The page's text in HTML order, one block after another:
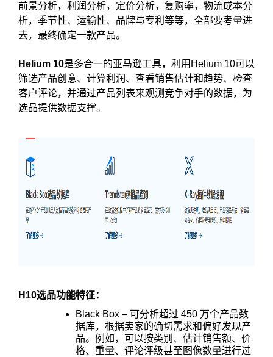
前景分析，利润分析，定价分析，复购率，物流成本分
析，季节性、运输性、品牌与专利等等，全部要考量进
去，最终确定一款产品。
Helium 10是多合一的亚马逊工具，利用Helium 10可以
筛选产品创意、计算利润、查看销售估计和趋势、检查
客户评论，并通过产品列表来观测竞争对手的数据，为
选品提供数据支撑。
H10选品功能特征：
Black Box – 可分析超过 450 万个产品数
据库，根据卖家的确切需求和偏好发现产
品。例如，可以按类别、估计销售额、价
格、重量、评论评级甚至图像数量进行过